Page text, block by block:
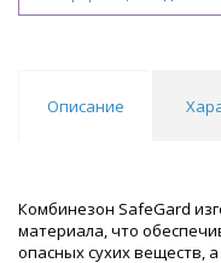
Описание
Комбинезон SafeGard
материала, что
опасных сухих веществ,